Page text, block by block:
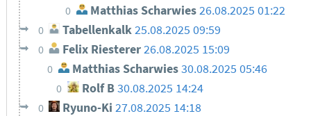
0 Matthias Scharwies26.08.2025 01:22
0 Tabellenkalk25.08.2025 09:59
0 Felix Riesterer26.08.2025 15:09
0 Matthias Scharwies 30.08.2025 05:46
0 Rolf B 30.08.2025 14:24
0 Ryuno-Ki 27.08.2025 14:18